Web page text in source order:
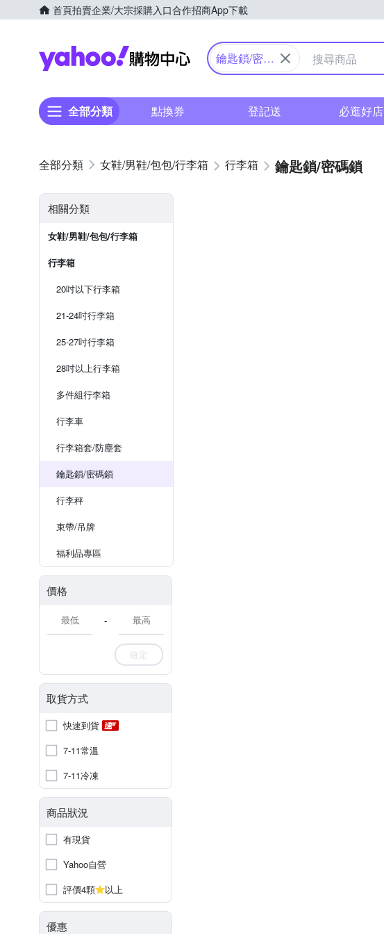
首頁拍賣企業/大宗採購入口合作招商App下載
Yahoo購物中心
鑰匙鎖/密碼
全部分類 點換券 登記送 必逛好店
女鞋/男鞋/包包/行李箱 行李箱 鑰匙鎖/密碼鎖
相關分類
女鞋/男鞋/包包/行李箱
行李箱
20吋以下行李箱
21-24吋行李箱
25-27吋行李箱
28吋以上行李箱
多件組行李箱
行李車
行李箱套/防塵套
鑰匙鎖/密碼鎖
行李秤
束帶/吊牌
福利品專區
價格
-
確定
取貨方式
快速到貨
7-11常溫
7-11冷凍
商品狀況
有現貨
Yahoo自營
評價4顆
以上
優惠